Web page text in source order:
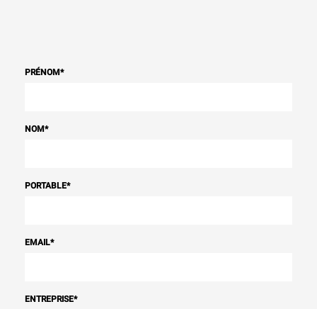
PRÉNOM*
NOM*
PORTABLE*
EMAIL*
ENTREPRISE*